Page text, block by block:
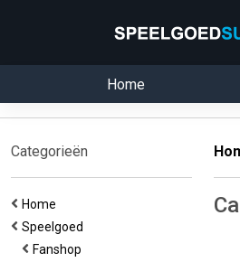
Home
Categorieën
Home
Speelgoed
Fanshop